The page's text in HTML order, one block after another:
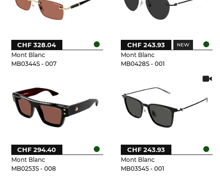
Mont Blanc
MB0344S - 007
CHF 328.04
Mont Blanc
MB0428S - 001
CHF 243.93
Mont Blanc
MB0253S - 008
CHF 294.40
Mont Blanc
MB0354S - 001
CHF 243.93